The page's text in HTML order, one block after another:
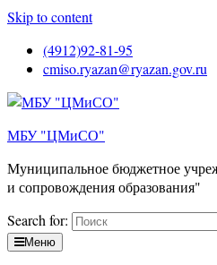
Skip to content
(4912)92-81-95
cmiso.ryazan@ryazan.gov.ru
МБУ "ЦМиСО"
Муниципальное бюджетное
и сопровождения образования"
Search for:
Меню